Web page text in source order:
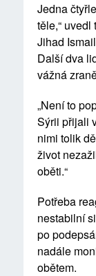
Jedna
těle,“
Jihad
Další dva
vážná
„Není to
Sýrii přijali
nimi tolik
život
oběti.“
Potřeba
nestabilní
po
nadále
obětem.